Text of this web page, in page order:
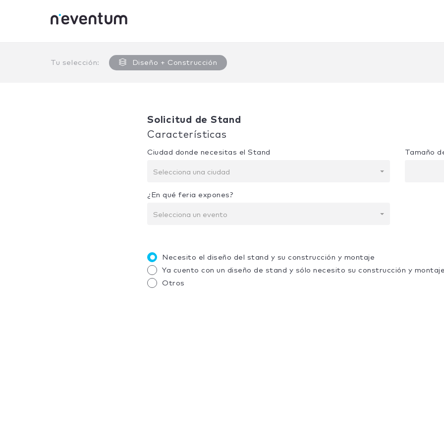
Tu selección: Diseño + Construcción
Solicitud de Stand
Características
Ciudad donde necesitas el Stand
Selecciona una ciudad
¿En qué feria expones?
Selecciona un evento
Tamaño
Necesito el diseño del stand y su construcción y montaje
Ya cuento con un diseño de stand y sólo necesito su construcción y montaje
Otros